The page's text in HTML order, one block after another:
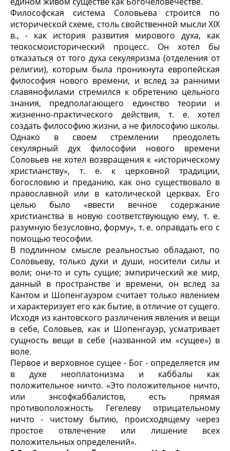
Философская система Соловьева строится по
исторической схеме, столь свойственной мысли XIX
в., - как история развития мирового духа, как
теокосмоисторический процесс. Он хотел бы
отказаться от того духа секуляризма (отделения от
религии), которым была проникнута европейская
философия нового времени, и вслед за ранними
славянофилами стремился к обретению цельного
знания, предполагающего единство теории и
жизненно-практического действия, т. е. хотел
создать философию жизни, а не философию школы.
Однако в своем стремлении преодолеть
секулярный дух философии нового времени
Соловьев не хотел возвращения к «историческому
христианству», т. е. к церковной традиции,
богословию и преданию, как оно существовало в
православной или в католической церквах. Его
целью было «ввести вечное содержание
христианства в новую соответствующую ему, т. е.
разумную безусловно, форму», т. е. оправдать его с
помощью теософии.
В подлинном смысле реальностью обладают, по
Соловьеву, только духи и души, носители силы и
воли; они-то и суть сущие; эмпирический же мир,
данный в пространстве и времени, он вслед за
Кантом и Шопенгауэром считает только явлением
и характеризует его как бытие, в отличие от сущего.
Исходя из кантовского различения явления и вещи
в себе, Соловьев, как и Шопенгауэр, усматривает
сущность вещи в себе (названной им «сущее») в
воле.
Первое и верховное сущее - Бог - определяется им
в духе неоплатонизма и каббалы как
положительное ничто. «Это положительное ничто,
или энсофкаббалистов, есть прямая
противоположность Гегелеву отрицательному
ничто - чистому бытию, происходящему через
простое отвлечение или лишение всех
положительных определений».